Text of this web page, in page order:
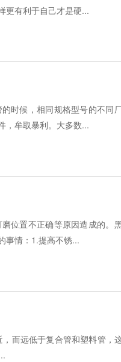
更有利于自己才是硬...
时候，相同规格型号的不同
，牟取暴利。大多数...
位置不正确等原因造成的。
事情：1.提高不锈...
而远低于复合管和塑料管，